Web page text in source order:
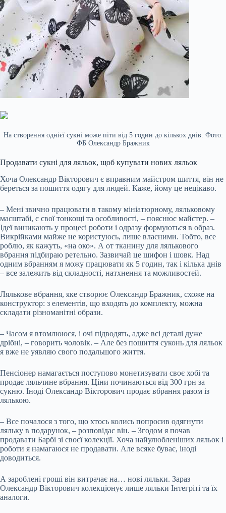
На створення однієї сукні може піти від 5 годин до кількох днів. Фото:
ФБ Олександр Бражник
Продавати сукні для ляльок, щоб купувати нових ляльок
Хоча Олександр Вікторович є вправним майстром шиття, він не
береться за пошиття одягу для людей. Каже, йому це нецікаво.
– Мені звично працювати в такому мініатюрному, ляльковому
масштабі, є свої тонкощі та особливості, – пояснює майстер. –
Ідеї виникають у процесі роботи і одразу формуються в образ.
Викрійками майже не користуюсь, лише власними. Тобто, все
роблю, як кажуть, «на око». А от тканину для лялькового
вбрання підбираю ретельно. Зазвичай це шифон і шовк. Над
одним вбранням я можу працювати як 5 годин, так і кілька днів
– все залежить від складності, натхнення та можливостей.
Лялькове вбрання, яке створює Олександр Бражник, схоже на
конструктор: з елементів, що входять до комплекту, можна
складати різноманітні образи.
– Часом я втомлююся, і очі підводять, адже всі деталі дуже
дрібні, – говорить чоловік. – Але без пошиття суконь для ляльок
я вже не уявляю свого подальшого життя.
Пенсіонер намагається поступово монетизувати своє хобі та
продає ляльчине вбрання. Ціни починаються від 300 грн за
сукню. Іноді Олександр Вікторович продає вбрання разом із
лялькою.
– Все почалося з того, що хтось колись попросив одягнути
ляльку в подарунок, – розповідає він. – Згодом я почав
продавати Барбі зі своєї колекції. Хоча найулюбленіших ляльок і
роботи я намагаюся не продавати. Але всяке буває, іноді
доводиться.
А зароблені гроші він витрачає на… нові ляльки. Зараз
Олександр Вікторович колекціонує лише ляльки Інтегріті та їх
аналоги.